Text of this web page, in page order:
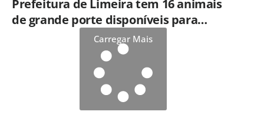
Prefeitura de Limeira tem 16 animais
de grande porte disponíveis para
adoção no HortoCarregar Mais